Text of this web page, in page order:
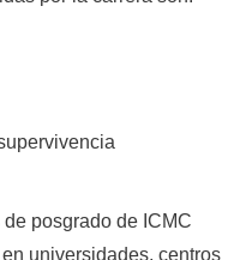
posgrado de ICMC
universidades, centros